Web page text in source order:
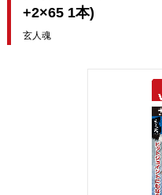
+2×65 1本)
玄人魂